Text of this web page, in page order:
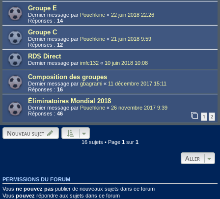
Groupe E
Dernier message par Pouchkine « 22 juin 2018 22:26
Réponses : 14
Groupe C
Dernier message par Pouchkine « 21 juin 2018 9:59
Réponses : 12
RDS Direct
Dernier message par imfc132 « 10 juin 2018 10:08
Composition des groupes
Dernier message par gbagrami « 11 décembre 2017 15:11
Réponses : 16
Éliminatoires Mondial 2018
Dernier message par Pouchkine « 26 novembre 2017 9:39
Réponses : 46 1 2
Nouveau sujet
16 sujets • Page 1 sur 1
Aller
PERMISSIONS DU FORUM
Vous ne pouvez pas publier de nouveaux sujets dans ce forum
Vous pouvez répondre aux sujets dans ce forum